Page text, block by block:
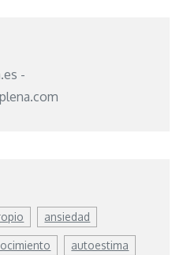
-
ansiedad
autoestima